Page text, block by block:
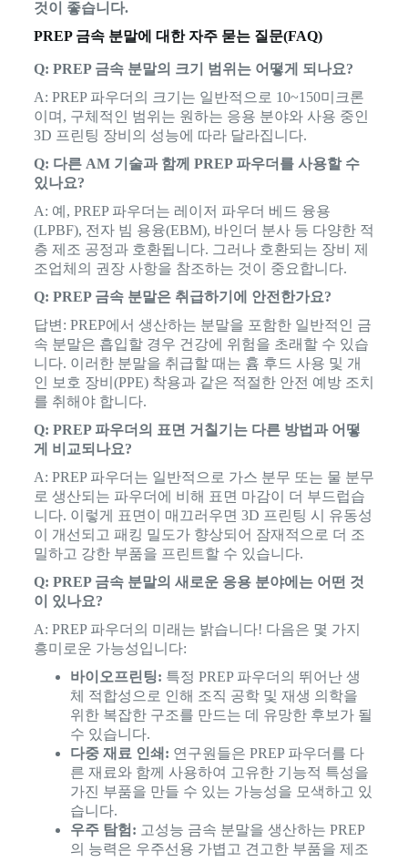
것이 좋습니다.
PREP 금속 분말에 대한 자주 묻는 질문(FAQ)
Q: PREP 금속 분말의 크기 범위는 어떻게 되나요?
A: PREP 파우더의 크기는 일반적으로 10~150미크론
이며, 구체적인 범위는 원하는 응용 분야와 사용 중인
3D 프린팅 장비의 성능에 따라 달라집니다.
Q: 다른 AM 기술과 함께 PREP 파우더를 사용할 수
있나요?
A: 예, PREP 파우더는 레이저 파우더 베드 융용
(LPBF), 전자 빔 용융(EBM), 바인더 분사 등 다양한 적
층 제조 공정과 호환됩니다. 그러나 호환되는 장비 제
조업체의 권장 사항을 참조하는 것이 중요합니다.
Q: PREP 금속 분말은 취급하기에 안전한가요?
답변: PREP에서 생산하는 분말을 포함한 일반적인 금
속 분말은 흡입할 경우 건강에 위험을 초래할 수 있습
니다. 이러한 분말을 취급할 때는 흄 후드 사용 및 개
인 보호 장비(PPE) 착용과 같은 적절한 안전 예방 조치
를 취해야 합니다.
Q: PREP 파우더의 표면 거칠기는 다른 방법과 어떻
게 비교되나요?
A: PREP 파우더는 일반적으로 가스 분무 또는 물 분무
로 생산되는 파우더에 비해 표면 마감이 더 부드럽습
니다. 이렇게 표면이 매끄러우면 3D 프린팅 시 유동성
이 개선되고 패킹 밀도가 향상되어 잠재적으로 더 조
밀하고 강한 부품을 프린트할 수 있습니다.
Q: PREP 금속 분말의 새로운 응용 분야에는 어떤 것
이 있나요?
A: PREP 파우더의 미래는 밝습니다! 다음은 몇 가지
흥미로운 가능성입니다:
바이오프린팅: 특정 PREP 파우더의 뛰어난 생
체 적합성으로 인해 조직 공학 및 재생 의학을
위한 복잡한 구조를 만드는 데 유망한 후보가 될
수 있습니다.
다중 재료 인쇄: 연구원들은 PREP 파우더를 다
른 재료와 함께 사용하여 고유한 기능적 특성을
가진 부품을 만들 수 있는 가능성을 모색하고 있
습니다.
우주 탐험: 고성능 금속 분말을 생산하는 PREP
의 능력은 우주선용 가볍고 견고한 부품을 제조